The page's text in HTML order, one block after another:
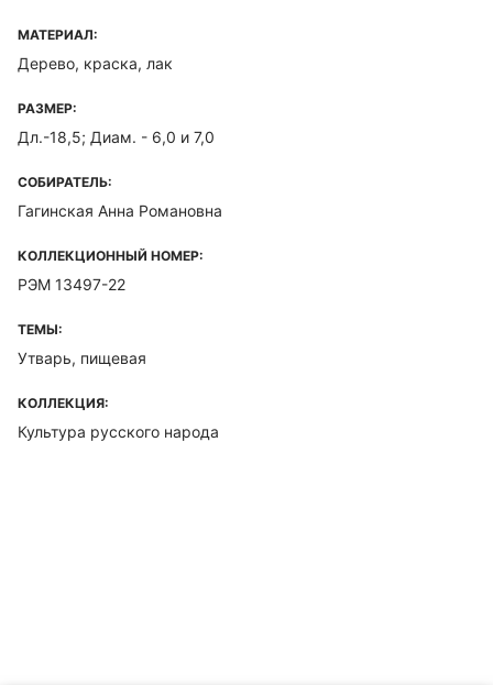
МАТЕРИАЛ:
Дерево, краска, лак
РАЗМЕР:
Дл.-18,5; Диам. - 6,0 и 7,0
СОБИРАТЕЛЬ:
Гагинская Анна Романовна
КОЛЛЕКЦИОННЫЙ НОМЕР:
РЭМ 13497-22
ТЕМЫ:
Утварь, пищевая
КОЛЛЕКЦИЯ:
Культура русского народа